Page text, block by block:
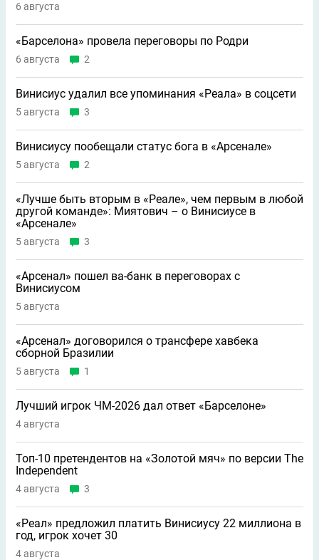
6 августа
«Барселона» провела переговоры по Родри
6 августа 2
Винисиус удалил все упоминания «Реала» в соцсети
5 августа 3
Винисиусу пообещали статус бога в «Арсенале»
5 августа 2
«Лучше быть вторым в «Реале», чем первым в любой
другой команде»: Миятович – о Винисиусе в
«Арсенале»
5 августа 3
«Арсенал» пошел ва-банк в переговорах с
Винисиусом
5 августа
«Арсенал» договорился о трансфере хавбека
сборной Бразилии
5 августа 1
Лучший игрок ЧМ-2026 дал ответ «Барселоне»
4 августа
Топ-10 претендентов на «Золотой мяч» по версии The
Independent
4 августа 3
«Реал» предложил платить Винисиусу 22 миллиона в
год, игрок хочет 30
4 августа